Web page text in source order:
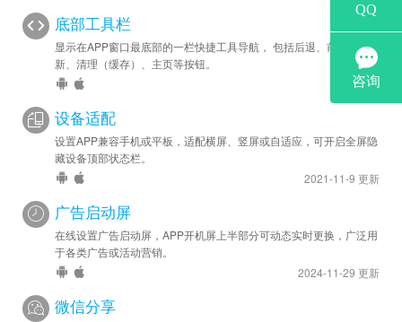
底部工具栏
显示在APP窗口最底部的一栏快捷工具导航， 包括后退、前进、刷
新、清理（缓存）、主页等按钮。
设备适配
设置APP兼容手机或平板，适配横屏、竖屏或自适应，可开启全屏隐
藏设备顶部状态栏。
2021-11-9 更新
广告启动屏
在线设置广告启动屏，APP开机屏上半部分可动态实时更换，广泛用
于各类广告或活动营销。
2024-11-29 更新
微信分享